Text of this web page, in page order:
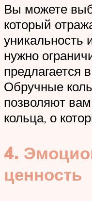
Вы можете
который
уникальность
нужно
предлагается
Обручные
позволяют
кольца, о
4.
ценность